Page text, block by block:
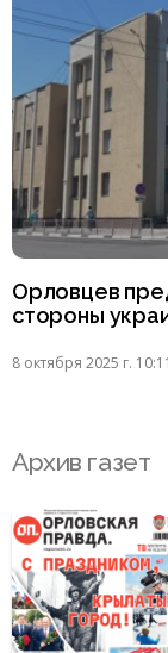
Орловцев
стороны
8 октября 2025 г. 10:11
Архив газет